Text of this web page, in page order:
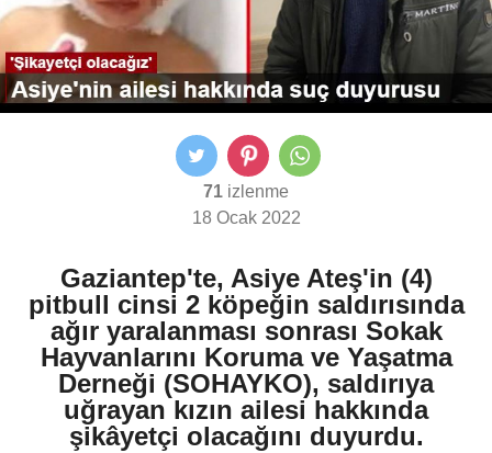
71 izlenme
18 Ocak 2022
Gaziantep'te, Asiye Ateş'in (4)
pitbull cinsi 2 köpeğin saldırısında
ağır yaralanması sonrası Sokak
Hayvanlarını Koruma ve Yaşatma
Derneği (SOHAYKO), saldırıya
uğrayan kızın ailesi hakkında
şikâyetçi olacağını duyurdu.